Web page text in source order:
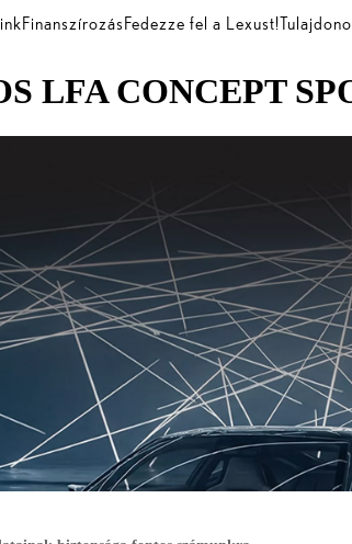
FinanszírozásFedezze fel a Lexust!
LFA CONCEPT